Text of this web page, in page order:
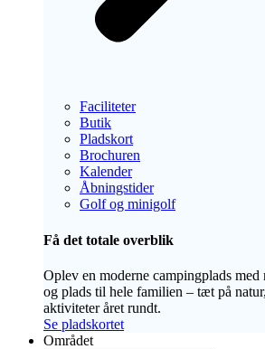
Faciliteter
Butik
Pladskort
Brochuren
Kalender
Åbningstider
Golf og minigolf
Få det totale overblik
Oplev en moderne campingplads med
og plads til hele familien – tæt på
aktiviteter året rundt.
Se pladskortet
Området